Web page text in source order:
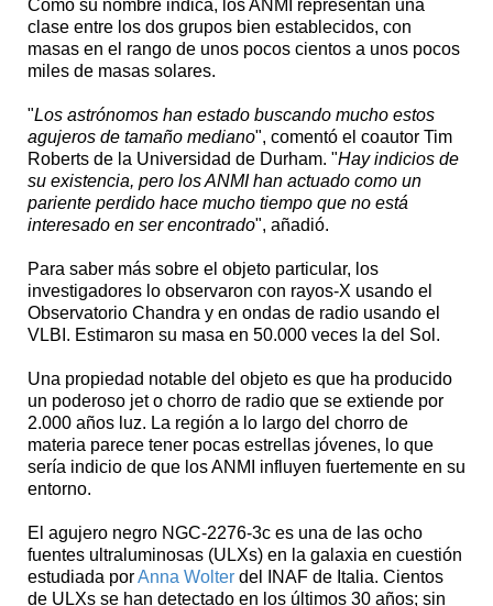
Como su nombre indica, los ANMI representan una
clase entre los dos grupos bien establecidos, con
masas en el rango de unos pocos cientos a unos pocos
miles de masas solares.
"Los astrónomos han estado buscando mucho estos
agujeros de tamaño mediano", comentó el coautor Tim
Roberts de la Universidad de Durham. "Hay indicios de
su existencia, pero los ANMI han actuado como un
pariente perdido hace mucho tiempo que no está
interesado en ser encontrado", añadió.
Para saber más sobre el objeto particular, los
investigadores lo observaron con rayos-X usando el
Observatorio Chandra y en ondas de radio usando el
VLBI. Estimaron su masa en 50.000 veces la del Sol.
Una propiedad notable del objeto es que ha producido
un poderoso jet o chorro de radio que se extiende por
2.000 años luz. La región a lo largo del chorro de
materia parece tener pocas estrellas jóvenes, lo que
sería indicio de que los ANMI influyen fuertemente en su
entorno.
El agujero negro NGC-2276-3c es una de las ocho
fuentes ultraluminosas (ULXs) en la galaxia en cuestión
estudiada porAnna Wolter del INAF de Italia. Cientos
de ULXs se han detectado en los últimos 30 años; sin